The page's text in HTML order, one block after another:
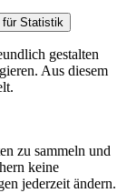
für Statistik
gestalten
Aus diesem
zu sammeln und
keine
jederzeit ändern.